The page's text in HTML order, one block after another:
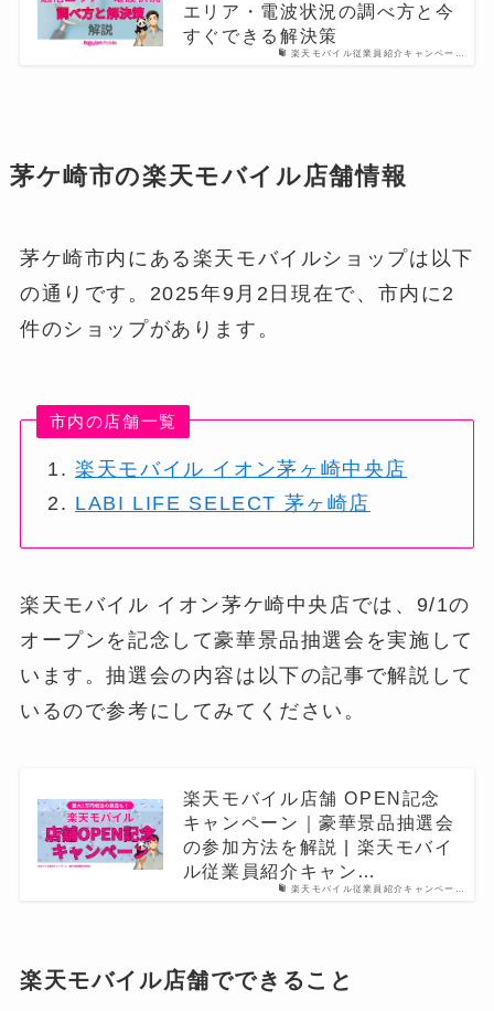
楽天モバイル従業員紹介キャンペー…
エリア・電波状況の調べ方と今
すぐできる解決策
茅ケ崎市の楽天モバイル店舗情報
茅ケ崎市内にある楽天モバイルショップは以下
の通りです。2025年9月2日現在で、市内に2
件のショップがあります。
市内の店舗一覧
楽天モバイル イオン茅ヶ崎中央店
LABI LIFE SELECT 茅ヶ崎店
楽天モバイル イオン茅ケ崎中央店では、9/1の
オープンを記念して豪華景品抽選会を実施して
います。抽選会の内容は以下の記事で解説して
いるので参考にしてみてください。
楽天モバイル従業員紹介キャンペー…
楽天モバイル店舗 OPEN記念
キャンペーン｜豪華景品抽選会
の参加方法を解説 | 楽天モバイ
ル従業員紹介キャン…
楽天モバイル店舗でできること